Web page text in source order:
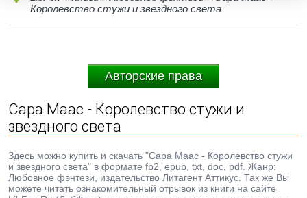
Королевство стужи и звездного света
Авторские права
Сара Маас - Королевство стужи и
звездного света
Здесь можно купить и скачать "Сара Маас - Королевство стужи
и звездного света" в формате fb2, epub, txt, doc, pdf. Жанр:
Любовное фэнтези, издательство Литагент Аттикус. Так же Вы
можете читать ознакомительный отрывок из книги на сайте